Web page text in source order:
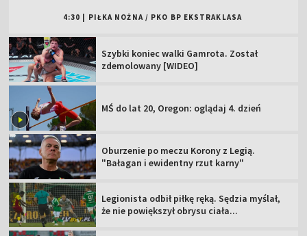
4:30 PIŁKA NOŻNA / PKO BP EKSTRAKLASA
Szybki koniec walki Gamrota. Został
zdemolowany [WIDEO]
MŚ do lat 20, Oregon: oglądaj 4. dzień
Oburzenie po meczu Korony z Legią.
"Bałagan i ewidentny rzut karny"
Legionista odbił piłkę ręką. Sędzia myślał,
że nie powiększył obrysu ciała...